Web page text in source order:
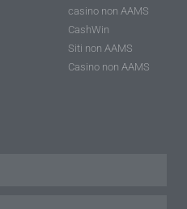
casino non AAMS
CashWin
Siti non AAMS
Casino non AAMS